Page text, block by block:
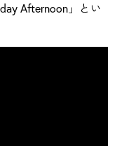
Afternoon」とい